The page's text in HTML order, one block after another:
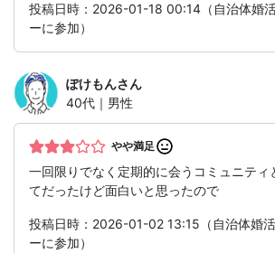
投稿日時：2026-01-18 00:14（自治体婚
ーに参加）
ぽけもんさん
40代｜男性
やや満足
一回限りでなく定期的に会うコミュニティ
てだったけど面白いと思ったので
投稿日時：2026-01-02 13:15（自治体婚
ーに参加）